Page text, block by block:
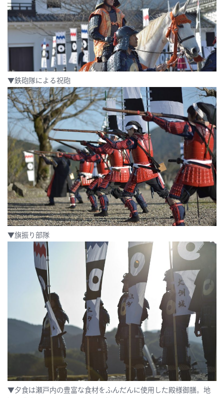
▼鉄砲隊による祝砲
▼旗振り部隊
▼夕食は瀬戸内の豊富な食材をふんだんに使用した殿様御膳。地